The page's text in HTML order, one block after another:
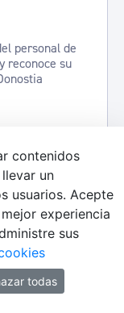
personal de
reconoce su
contenidos
un
usuarios. Acepte
experiencia
sus
todas